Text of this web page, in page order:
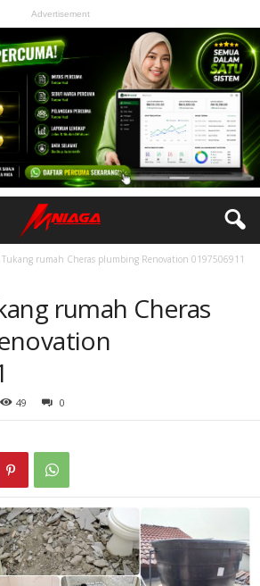
Advertisement
rumah Cheras plumbing Renovation 0197506911
rumah Cheras
49 0